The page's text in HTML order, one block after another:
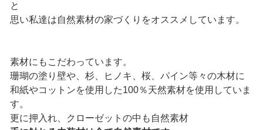
と
思い私達は自然素材の家づくりをオススメしています。
素材にもこだわっています。
珊瑚の塗り壁や、杉、ヒノキ、桜、パイン等々の木材に
和紙やコットンを使用した100％天然素材を使用していま
す。
更に押入れ、クローゼットの中も自然素材